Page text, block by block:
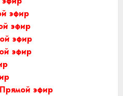
эфир
эфир
эфир
эфир
эфир